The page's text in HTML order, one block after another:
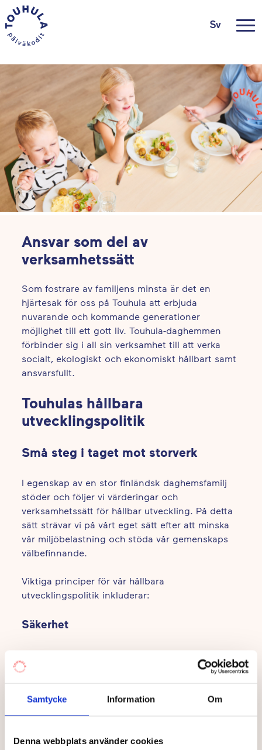
Samtycke Information Om
Denna webbplats använder cookies
Sv
Ansvar som del av
verksamhetssätt
Som fostrare av familjens minsta är det en
hjärtesak för oss på Touhula att erbjuda
nuvarande och kommande generationer
möjlighet till ett gott liv. Touhula-daghemmen
förbinder sig i all sin verksamhet till att verka
socialt, ekologiskt och ekonomiskt hållbart samt
ansvarsfullt.
Touhulas hållbara
utvecklingspolitik
Små steg i taget mot storverk
I egenskap av en stor finländsk daghemsfamilj
stöder och följer vi värderingar och
verksamhetssätt för hållbar utveckling. På detta
sätt strävar vi på vårt eget sätt efter att minska
vår miljöbelastning och stöda vår gemenskaps
välbefinnande.
Viktiga principer för vår hållbara
utvecklingspolitik inkluderar:
Säkerhet
Säkerheten kommer alltid först i vår verksamhet.
och vuxna är mycket viktigt för oss på Touhula. I
förbinder oss till att under år 2019 använda